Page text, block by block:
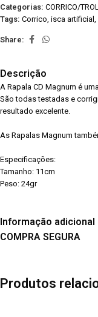
Categorias: CORRICO/
Tags: Corrico, isca artificial ,
Share:
Descrição
A Rapala CD Magnum é
São todas testadas e
resultado excelente.
As Rapalas Magnum
Especificações:
Tamanho: 11cm
Peso: 24gr
Informação adicional
COMPRA SEGURA
Produtos